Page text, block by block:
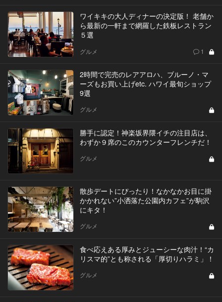
ワイキキの大人ディナーの決定版！ 老舗か
ら最新の一軒まで網羅した鉄板レストラン
５選
グルメ 1
2時間で完売のレアアロハ、ブルーノ・マ
ーズもお買い上げetc. ハワイ最旬ショップ
9選
グルメ
勝手に認定！神楽坂界隈イチの注目店は、
わずか９席のこのカウンターフレンチだ！
グルメ
散歩デートにぴったり！なかなかお目に掛
かかれない”小洒落た公園内カフェ”が駒沢
にキタ！
グルメ
食べ応えある厚みとジューシーな肉汁！“カ
リスマ的”とも称される「厚切りハラミ」！
グルメ